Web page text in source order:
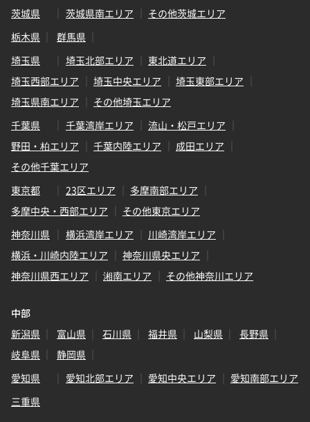
茨城県
茨城県南エリア
その他茨城エリア
栃木県
群馬県
埼玉県
埼玉北部エリア
東北道エリア
埼玉西部エリア
埼玉中央エリア
埼玉東部エリア
埼玉県南エリア
その他埼玉エリア
千葉県
千葉湾岸エリア
流山・松戸エリア
野田・柏エリア
千葉内陸エリア
成田エリア
その他千葉エリア
東京都
23区エリア
多摩南部エリア
多摩中央・西部エリア
その他東京エリア
神奈川県
横浜湾岸エリア
川崎湾岸エリア
横浜・川崎内陸エリア
神奈川県央エリア
神奈川県西エリア
湘南エリア その他神奈川エリア
中部
新潟県
富山県 石川県 福井県 山梨県
長野県
岐阜県
静岡県
愛知県
愛知北部エリア 愛知中央エリア
愛知南部エリア
三重県